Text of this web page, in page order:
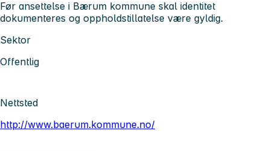
Før ansettelse i Bærum kommune skal identitet
dokumenteres og oppholdstillatelse være gyldig.
Sektor
Offentlig
Nettsted
http://www.baerum.kommune.no/